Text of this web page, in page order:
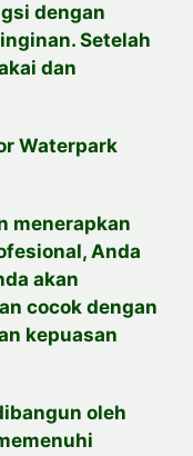
dengan
Setelah
dan
Waterpark
menerapkan
Anda
akan
cocok dengan
kepuasan
oleh